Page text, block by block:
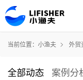
当前位置： 小渔夫 外贸
全部动态 案例分